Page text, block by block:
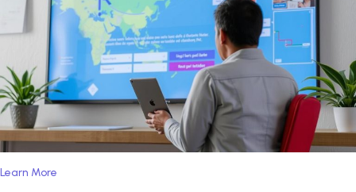
Learn More